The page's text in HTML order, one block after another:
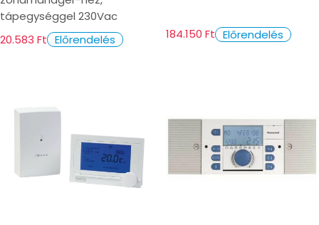
tápegységgel 230Vac
20.583 Ft Előrendelés 184.150 Ft Előrendelés